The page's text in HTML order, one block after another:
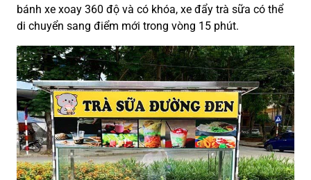
bánh xe xoay 360 độ và có khóa, xe đẩy trà sữa có thể
di chuyển sang điểm mới trong vòng 15 phút.